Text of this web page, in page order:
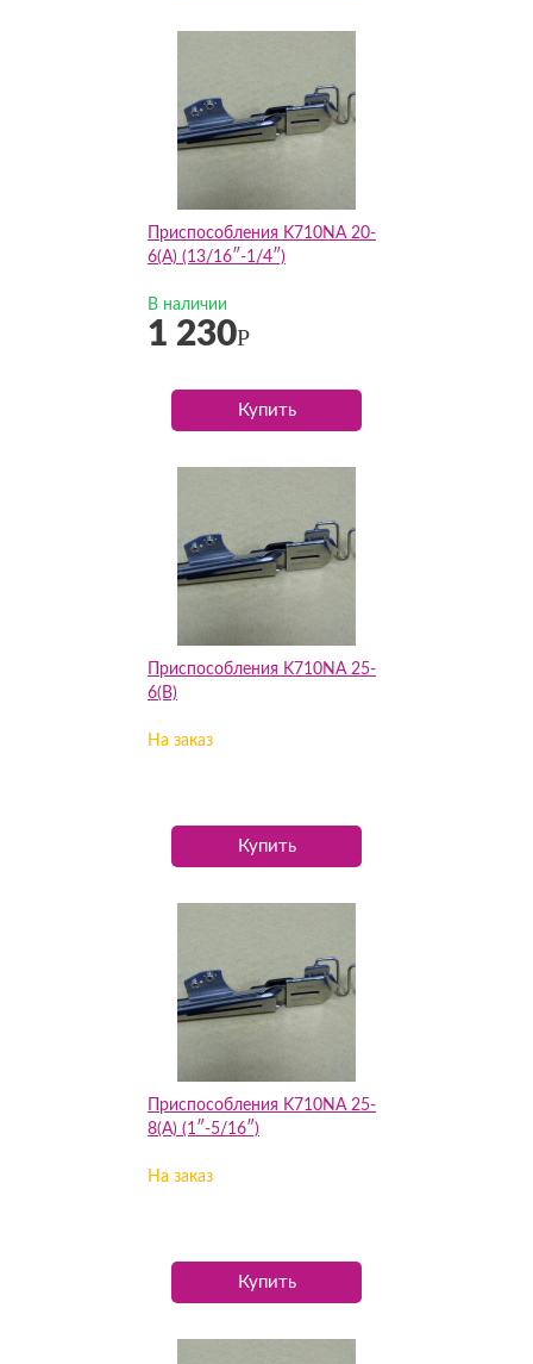
Приспособления K710NA 20-
6(А) (13/16″-1/4″)
В наличии
1 230Р
Купить
Приспособления K710NA 25-
6(B)
На заказ
Купить
Приспособления K710NA 25-
8(А) (1″-5/16″)
На заказ
Купить